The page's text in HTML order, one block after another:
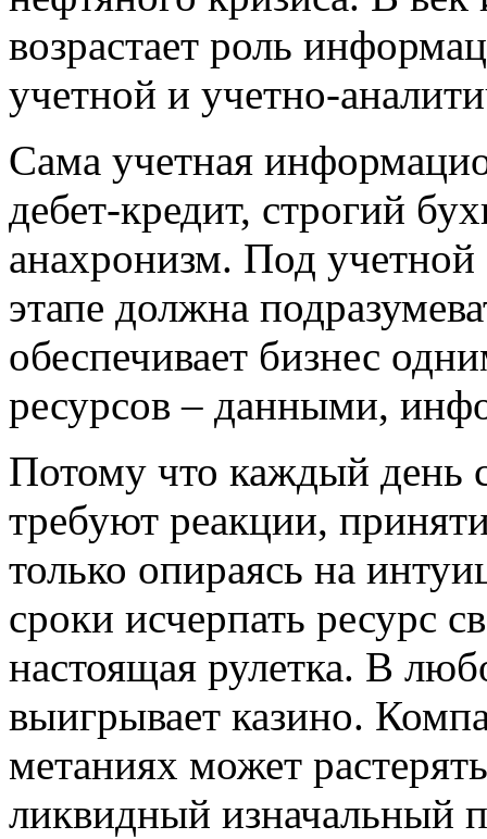
возрастает роль
учетной и учетно-
Сама учетная
дебет-кредит, строгий
анахронизм. Под
этапе должна
обеспечивает бизнес
ресурсов – данными,
Потому что каждый день
требуют реакции,
только опираясь на
сроки исчерпать ресурс
настоящая рулетка. В
выигрывает казино.
метаниях может
ликвидный изначальный